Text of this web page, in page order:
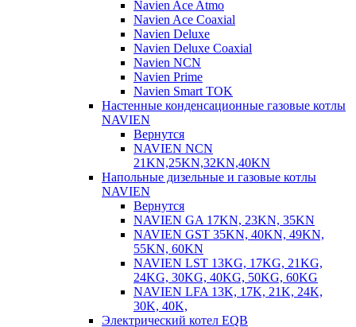
Navien Ace Atmo
Navien Ace Coaxial
Navien Deluxe
Navien Deluxe Coaxial
Navien NCN
Navien Prime
Navien Smart TOK
Настенные конденсационные газовые котлы
NAVIEN
Вернутся
NAVIEN NCN
21KN,25KN,32KN,40KN
Напольные дизельные и газовые котлы
NAVIEN
Вернутся
NAVIEN GA 17KN, 23KN, 35KN
NAVIEN GST 35KN, 40KN, 49KN,
55KN, 60KN
NAVIEN LST 13KG, 17KG, 21KG,
24KG, 30KG, 40KG, 50KG, 60KG
NAVIEN LFA 13K, 17K, 21K, 24K,
30K, 40K,
Электрический котел EQB